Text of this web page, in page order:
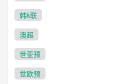
韩k联
澳超
世亚预
世欧预